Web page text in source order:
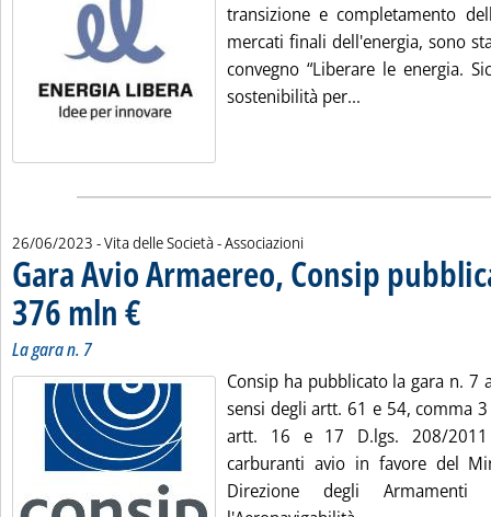
transizione e completamento
mercati finali dell'energia, sono
convegno “Liberare le energia.
sostenibilità per...
26/06/2023 - Vita delle Società - Associazioni
Gara Avio Armaereo, Consip
376 mln € . Pubblicata lunedì 26 giugno 2023 alle 13.33.
La gara n. 7
Consip ha pubblicato la gara n. 7
sensi degli artt. 61 e 54, comma
artt. 16 e 17 D.lgs. 208/
carburanti avio in favore del
Direzione degli